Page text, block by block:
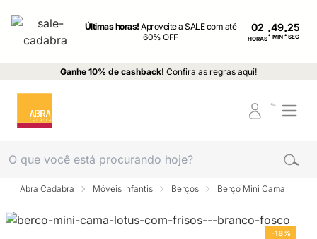
Últimas horas!Aproveite a SALE com até
60% OFF
02
HORAS: MIN : SEG
Ganhe 10% de cashback! Confira as regras aqui!
Abra Cadabra Móveis Infantis Berços Berço Mini Cama
-18%